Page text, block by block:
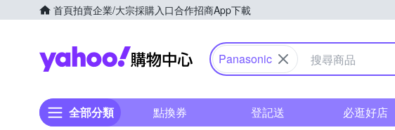
首頁拍賣企業/大宗採購入口合作招商App下載
Yahoo購物中心
Panasonic
全部分類 點換券 登記送 必逛好店